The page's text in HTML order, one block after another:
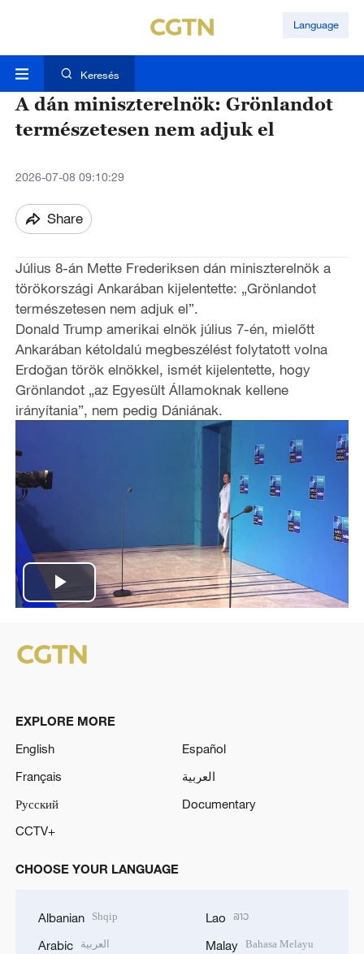
Language
Keresés
A dán miniszterelnök: Grönlandot
természetesen nem adjuk el
2026-07-08 09:10:29
Share
Július 8-án Mette Frederiksen dán miniszterelnök a
törökországi Ankarában kijelentette: „Grönlandot
természetesen nem adjuk el”.
Donald Trump amerikai elnök július 7-én, mielőtt
Ankarában kétoldalú megbeszélést folytatott volna
Erdoğan török elnökkel, ismét kijelentette, hogy
Grönlandot „az Egyesült Államoknak kellene
irányítania”, nem pedig Dániának.
P
a
y
i
EXPLORE MORE
English
Español
Français
العربية
Русский
Documentary
CCTV+
CHOOSE YOUR LANGUAGE
Albanian Shqip
Arabic العربية
Lao ລາວ
Malay Bahasa Melayu